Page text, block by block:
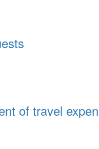
of travel